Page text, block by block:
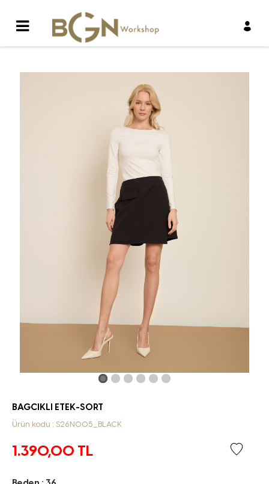
BAGCIKLI ETEK-SORT
Ürün kodu : S26N005_BLACK
1.390,00 TL